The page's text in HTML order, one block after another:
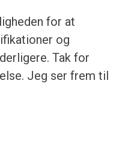
for at
og
Tak for
Jeg ser frem til